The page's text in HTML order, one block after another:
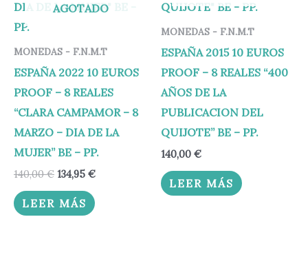
AGOTADO
MONEDAS - F.N.M.T
ESPAÑA 2022 10 EUROS
PROOF – 8 REALES
“CLARA CAMPAMOR – 8
MARZO – DIA DE LA
MUJER” BE – PP.
140,00€ 134,95 €
LEER MÁS
MONEDAS - F.N.M.T
ESPAÑA 2015 10 EUROS
PROOF – 8 REALES “400
AÑOS DE LA
PUBLICACION DEL
QUIJOTE” BE – PP.
140,00 €
LEER MÁS